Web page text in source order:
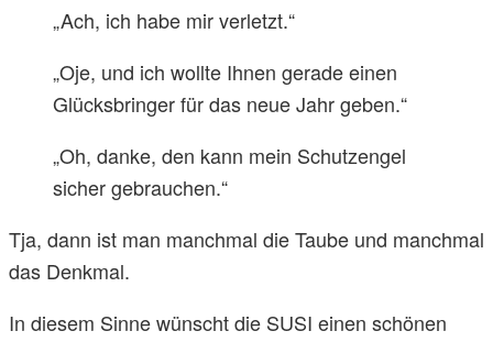
„Ach, ich habe mir verletzt.“
„Oje, und ich wollte Ihnen gerade einen
Glücksbringer für das neue Jahr geben.“
„Oh, danke, den kann mein Schutzengel
sicher gebrauchen.“
Tja, dann ist man manchmal die Taube und manchmal
das Denkmal.
In diesem Sinne wünscht die SUSI einen schönen